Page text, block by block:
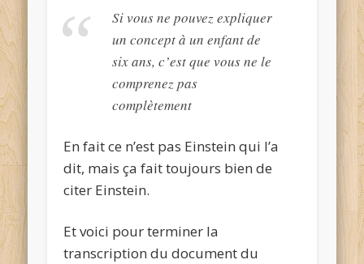
Si vous ne pouvez expliquer
un concept à un enfant de
six ans, c’est que vous ne le
comprenez pas
complètement
En fait ce n’est pas Einstein qui l’a
dit, mais ça fait toujours bien de
citer Einstein.
Et voici pour terminer la
transcription du document du